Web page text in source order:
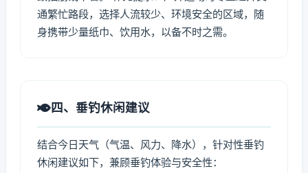
通繁忙路段，选择人流较少、环境安全的区域，随
身携带少量纸巾、饮用水，以备不时之需。
四、垂钓休闲建议
结合今日天气（气温、风力、降水），针对性垂钓
休闲建议如下，兼顾垂钓体验与安全性：